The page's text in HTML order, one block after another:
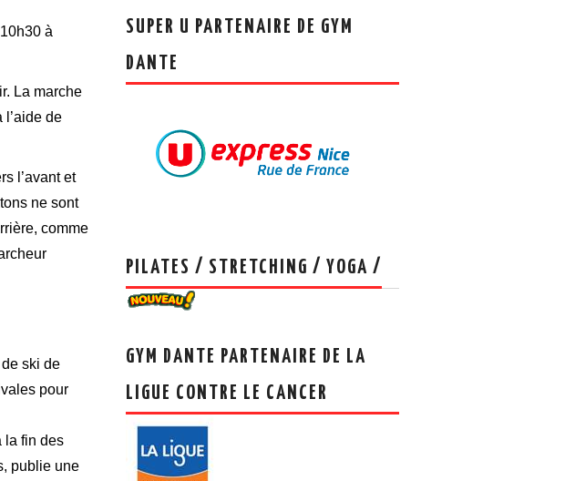
à
La marche
l’aide de
l’avant et
ne sont
comme
ski de
pour
la fin des
publie une
SUPER U PARTENAIRE DE GYM
DANTE
PILATES / STRETCHING / YOGA /
GYM DANTE PARTENAIRE DE LA
LIGUE CONTRE LE CANCER